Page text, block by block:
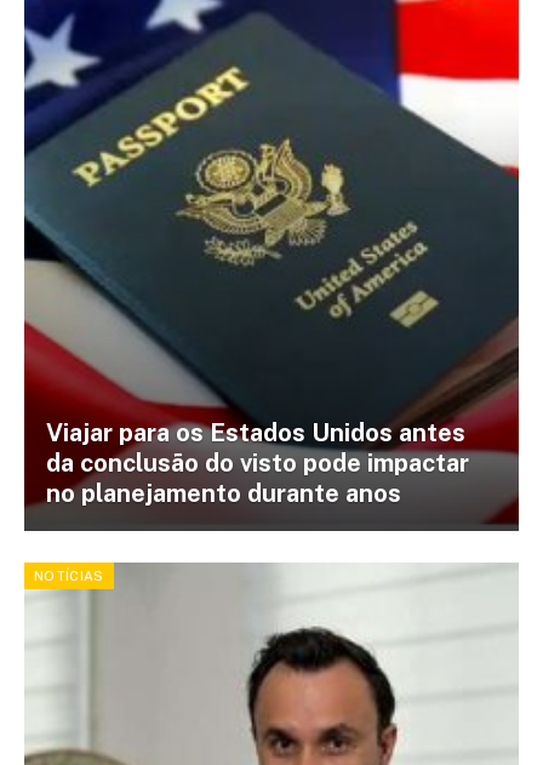
Viajar para os Estados Unidos antes
da conclusão do visto pode impactar
no planejamento durante anos
NOTÍCIAS